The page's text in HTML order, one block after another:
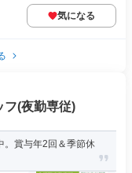
気になる
フ(夜勤専従)
。賞与年2回＆季節休